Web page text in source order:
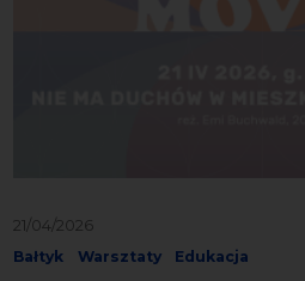
21/04/2026
Bałtyk Warsztaty Edukacja